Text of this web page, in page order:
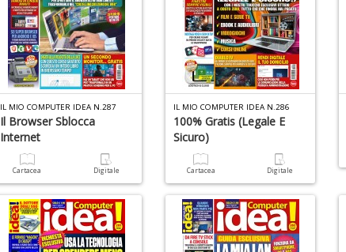
IL MIO COMPUTER IDEA N.287
Il Browser Sblocca
Internet
Cartacea Digitale
IL MIO COMPUTER IDEA N.286
100% Gratis (legale E
Sicuro)
Cartacea Digitale